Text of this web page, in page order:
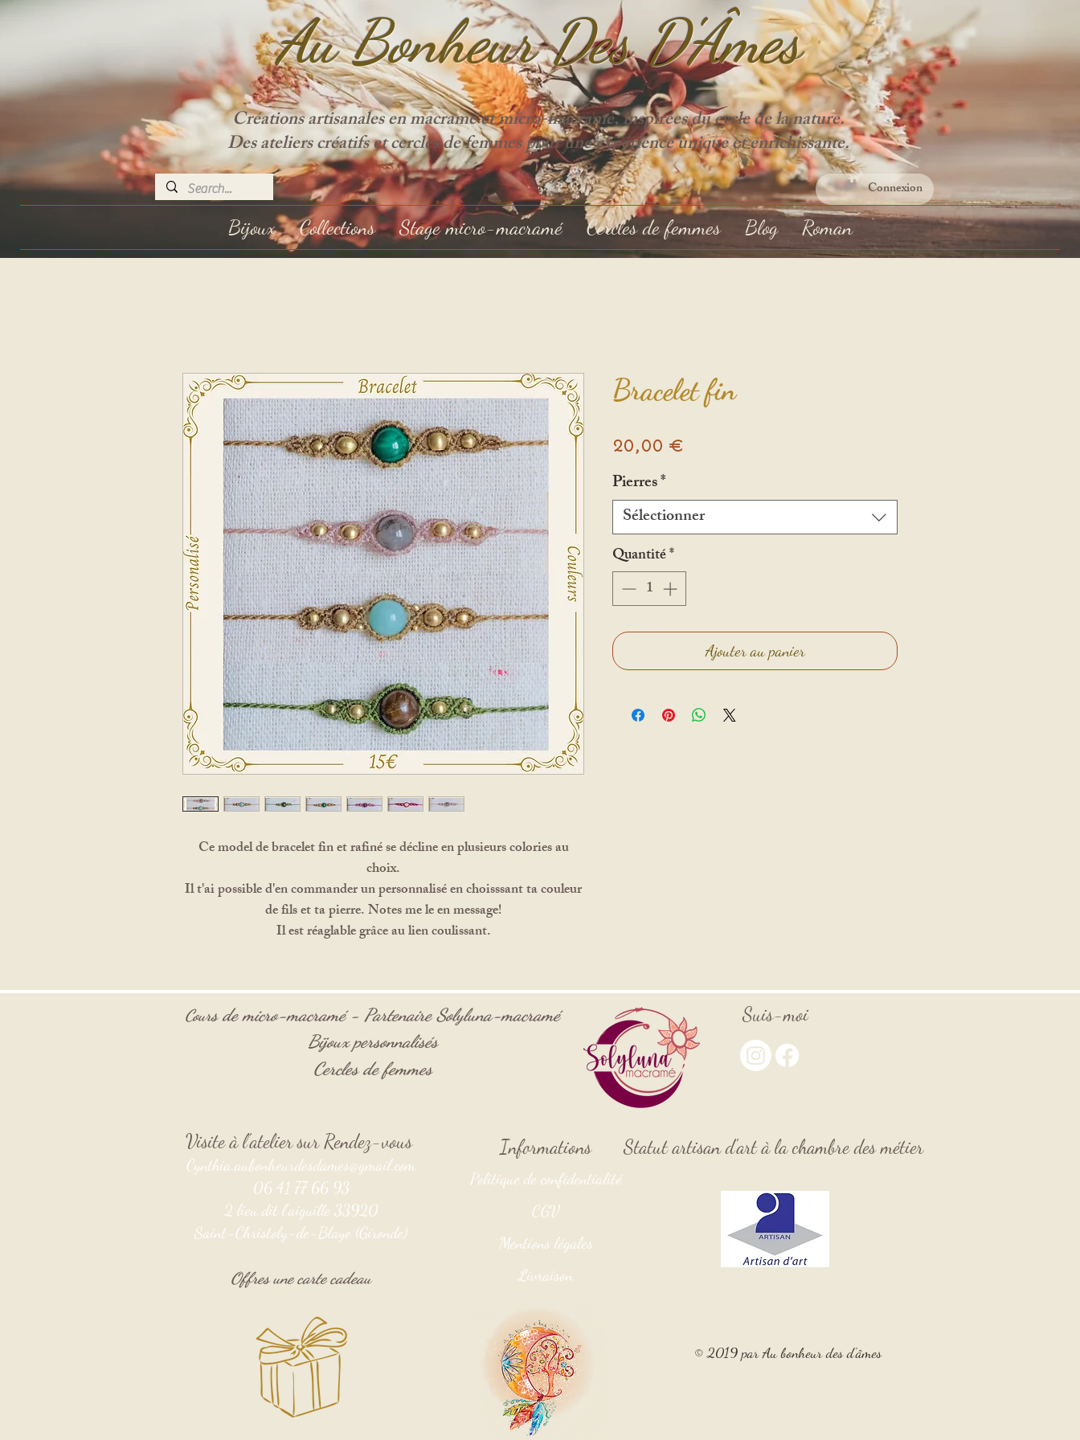
Au Bonheur Des D'Âmes
Créations artisanales en macramé et micro-macramé, inspirées du cycle de la nature.
Des ateliers créatifs et cercles de femmes pour une expérience unique et enrichissante.
Connexion
Bijoux Collections Stage micro-macramé Cercles de femmes Blog Roman
Ce model de bracelet fin et rafiné se décline en plusieurs colories au
choix.
Il t'ai possible d'en commander un personnalisé en choisssant ta couleur
de fils et ta pierre. Notes me le en message!
Il est réaglable grâce au lien coulissant.
Bracelet fin
20,00 €Prix
Pierres*
Sélectionner
Quantité*
Ajouter au panier
Cours de micro-macramé - PartenaireSolyluna-macramé
Bijoux personnalisés
Cercles de femmes
Suis-moi
Statut artisan d'art à la chambre desmétier
Visite à l'atelier sur Rendez-vous
Cynthia.aubonheurdesdames@gmail.com
06 41 77 66 93
2 lieu dit l'aiguille 33920
Saint-Christoly-de-Blaye (Gironde)
Informations
Politique de confidentialité
CGV
Mentions légales
Livraison
Offres une carte cadeau
© 2019 par Au bonheur des d'âmes